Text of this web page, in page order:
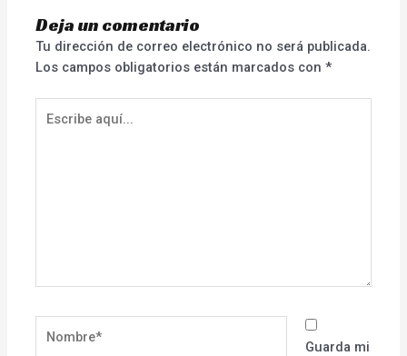
Deja un comentario
Tu dirección de correo electrónico no será publicada.
Los campos obligatorios están marcados con*
aquí...
Guarda mi